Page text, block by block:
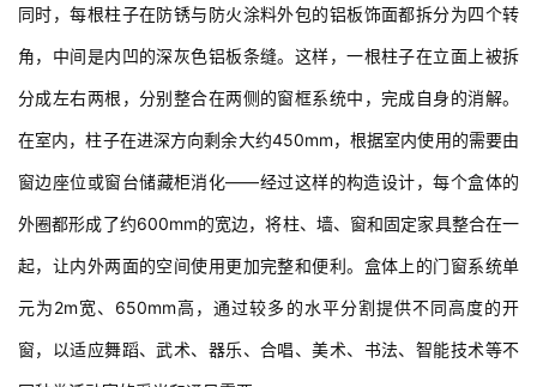
作
分成左右两根，分别整合在两侧的窗框系统中，完成自身的消解。
在室内，柱子在进深方向剩余大约450mm，根据室内使用的需要由
窗边座位或窗台储藏柜消化——经过这样的构造设计，每个盒体的
外圈都形成了约600mm的宽边，将柱、墙、窗和固定家具整合在一
起，让内外两面的空间使用更加完整和便利。盒体上的门窗系统单
元为2m宽、650mm高，通过较多的水平分割提供不同高度的开
窗，以适应舞蹈、武术、器乐、合唱、美术、书法、智能技术等不
同种类活动室的采光和通风需要。